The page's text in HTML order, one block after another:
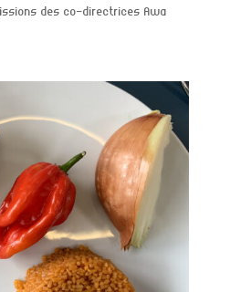
des co-directrices Awa